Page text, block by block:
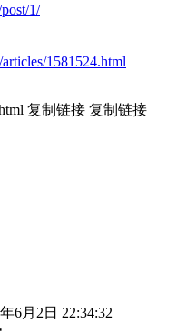
1/
1581524.html
复制链接 复制链接
6月2日 22:34:32